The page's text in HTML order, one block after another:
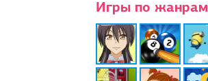
Игры по жанрам